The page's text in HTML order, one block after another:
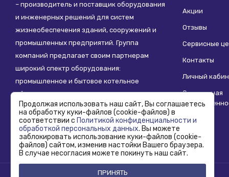
– производитель и поставщик оборудования
и инженерных решений для систем
жизнеобеспечения зданий, сооружений и
промышленных предприятий. Группа
компаний предлагает своим партнерам
широкий спектр оборудования:
промышленное и бытовое котельное
оборудование, системы отопления,
водоснабжения, водоподготовки и другие
инженерные системы.
Акции
Отзывы
Сервисные
Контакты
Личный
Социальная
Продолжая использовать наш сайт, Вы соглашаетесь
на обработку куки-файлов (cookie-файлов) в
соответствии с Политикой конфиденциальности и
обработкой персональных данных. Вы можете
заблокировать использование куки-файлов (cookie-
файлов) сайтом, изменив настойки Вашего браузера.
В случае несогласия можете покинуть наш сайт.
ПРИНЯТЬ